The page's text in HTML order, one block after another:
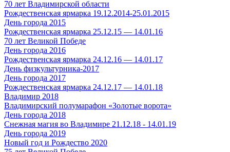
70 лет Владимирской области
Рождественская ярмарка 19.12.2014-25.01.2015
День города 2015
Рождественская ярмарка 25.12.15 — 14.01.16
70 лет Великой Победе
День города 2016
Рождественская ярмарка 24.12.16 — 14.01.17
День физкультурника-2017
День города 2017
Рождественская ярмарка 24.12.17 — 14.01.18
Владимир 2018
Владимирский полумарафон «Золотые ворота»
День города 2018
Снежная магия во Владимире 21.12.18 - 14.01.19
День города 2019
Новый год и Рождество 2020